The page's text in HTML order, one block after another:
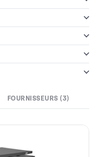
FOURNISSEURS (3)